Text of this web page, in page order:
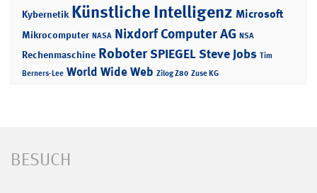
Kybernetik Künstliche Intelligenz Microsoft
Mikrocomputer NASA Nixdorf Computer AG NSA
Rechenmaschine RoboterSPIEGELSteve Jobs Tim
Berners-Lee World Wide Web Zilog Z80 Zuse KG
BESUCH